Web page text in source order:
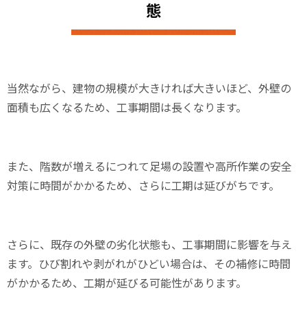
態
当然ながら、建物の規模が大きければ大きいほど、外壁の
面積も広くなるため、工事期間は長くなります。
また、階数が増えるにつれて足場の設置や高所作業の安全
対策に時間がかかるため、さらに工期は延びがちです。
さらに、既存の外壁の劣化状態も、工事期間に影響を与え
ます。ひび割れや剥がれがひどい場合は、その補修に時間
がかかるため、工期が延びる可能性があります。